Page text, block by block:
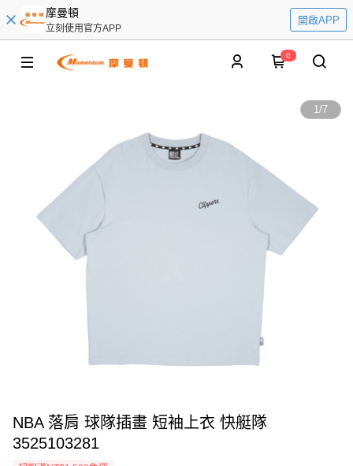
摩曼頓
立刻使用官方APP
開啟APP
0
1/7
NBA 落肩 球隊插畫 短袖上衣 快艇隊
3525103281